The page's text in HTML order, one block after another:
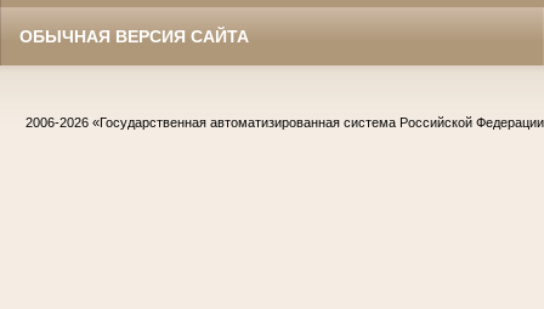
ОБЫЧНАЯ ВЕРСИЯ САЙТА
2006-2026 «Государственная автоматизированная система Российской